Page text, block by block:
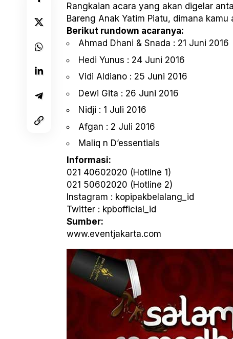
Rangkaian acara yang akan digelar
Bareng Anak Yatim Piatu, dimana kamu
Berikut rundown acaranya:
Ahmad Dhani & Snada : 21 Juni 2016
Hedi Yunus : 24 Juni 2016
Vidi Aldiano : 25 Juni 2016
Dewi Gita : 26 Juni 2016
Nidji : 1 Juli 2016
Afgan : 2 Juli 2016
Maliq n D’essentials
Informasi:
021 40602020 (Hotline 1)
021 50602020 (Hotline 2)
Instagram : kopipakbelalang_id
Twitter : kpbofficial_id
Sumber:
www.eventjakarta.com